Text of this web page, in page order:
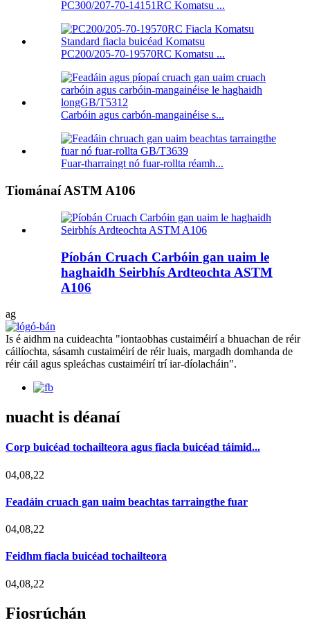
PC300/207-70-14151RC Komatsu ...
PC200/205-70-19570RC Komatsu ...
Carbóin agus carbón-mangainéise s...
Fuar-tharraingt nó fuar-rollta réamh...
Tiománaí ASTM A106
Píobán Cruach Carbóin gan uaim le
haghaidh Seirbhís Ardteochta ASTM
A106
ag
Is é aidhm na cuideachta "iontaobhas custaiméirí a bhuachan de réir
cáilíochta, sásamh custaiméirí de réir luais, margadh domhanda de
réir cáil agus spleáchas custaiméirí trí iar-díolacháin".
nuacht is déanaí
Corp buicéad tochailteora agus fiacla buicéad táimid...
04,08,22
Feadáin cruach gan uaim beachtas tarraingthe fuar
04,08,22
Feidhm fiacla buicéad tochailteora
04,08,22
Fiosrúchán